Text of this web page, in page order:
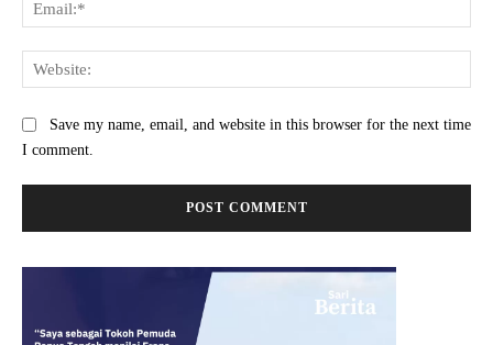
Save my name, email, and website in this browser for the next time
I comment.